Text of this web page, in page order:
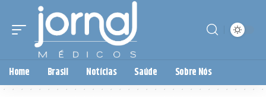
Home Brasil Notícias Saúde Sobre Nós